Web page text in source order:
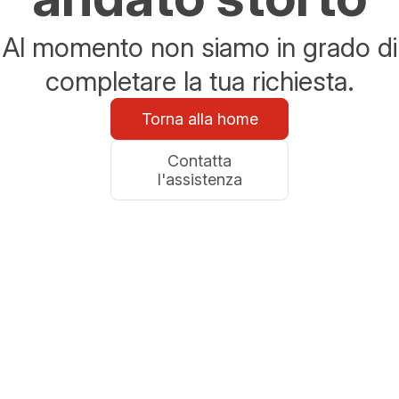
Al momento non siamo in grado di
completare la tua richiesta.
Torna alla home
Contatta
l'assistenza